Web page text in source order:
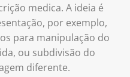
medica. A ideia é
por exemplo,
para manipulação do
ou subdivisão do
diferente.